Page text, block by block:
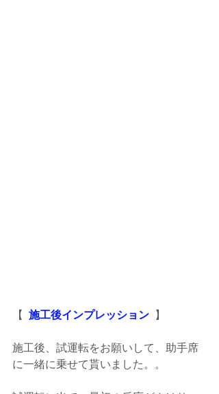
【 施工後インプレッション 】
施工後、試運転をお願いして、助手席
に一緒に乗せて貰いました。。